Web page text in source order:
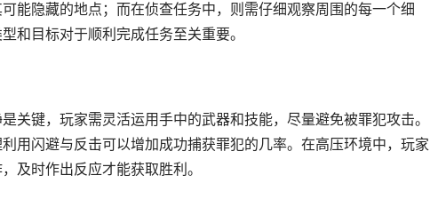
能隐藏的地点；而在侦查任务中，则需仔细观察周围的每一个细
和目标对于顺利完成任务至关重要。
关键，玩家需灵活运用手中的武器和技能，尽量避免被罪犯攻击。
用闪避与反击可以增加成功捕获罪犯的几率。在高压环境中，玩家
及时作出反应才能获取胜利。